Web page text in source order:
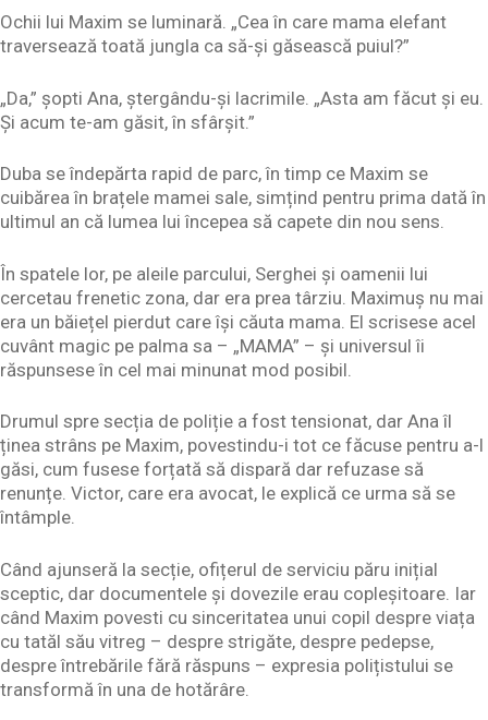
Ochii lui Maxim se luminară. „Cea în care mama elefant
traversează toată jungla ca să-și găsească puiul?”
„Da,” șopti Ana, ștergându-și lacrimile. „Asta am făcut și eu.
Și acum te-am găsit, în sfârșit.”
Duba se îndepărta rapid de parc, în timp ce Maxim se
cuibărea în brațele mamei sale, simțind pentru prima dată în
ultimul an că lumea lui începea să capete din nou sens.
În spatele lor, pe aleile parcului, Serghei și oamenii lui
cercetau frenetic zona, dar era prea târziu. Maximuș nu mai
era un băiețel pierdut care își căuta mama. El scrisese acel
cuvânt magic pe palma sa – „MAMA” – și universul îi
răspunsese în cel mai minunat mod posibil.
Drumul spre secția de poliție a fost tensionat, dar Ana îl
ținea strâns pe Maxim, povestindu-i tot ce făcuse pentru a-l
găsi, cum fusese forțată să dispară dar refuzase să
renunțe. Victor, care era avocat, le explică ce urma să se
întâmple.
Când ajunseră la secție, ofițerul de serviciu păru inițial
sceptic, dar documentele și dovezile erau copleșitoare. Iar
când Maxim povesti cu sinceritatea unui copil despre viața
cu tatăl său vitreg – despre strigăte, despre pedepse,
despre întrebările fără răspuns – expresia polițistului se
transformă în una de hotărâre.